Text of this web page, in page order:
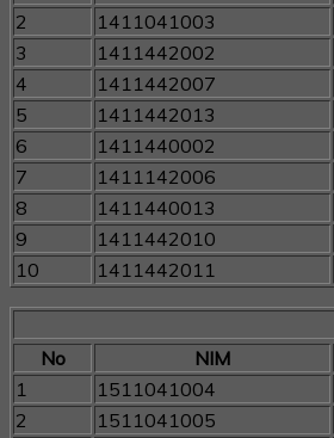
2
1411041003
3
1411442002
4
1411442007
5
1411442013
6
1411440002
7
1411142006
8
1411440013
9
1411442010
10
1411442011
No
NIM
1
1511041004
2
1511041005